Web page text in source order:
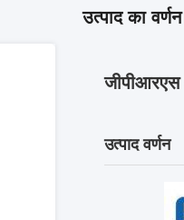
उत्पाद का वर्णन
जीपीआरएस
उत्पाद वर्णन